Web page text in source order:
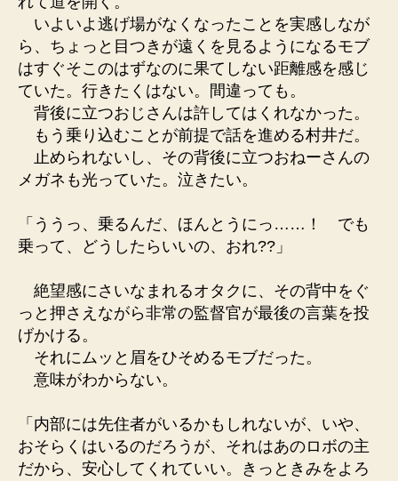
いよいよ逃げ場がなくなったことを実感しなが
ら、ちょっと目つきが遠くを見るようになるモブ
はすぐそこのはずなのに果てしない距離感を感じ
ていた。行きたくはない。間違っても。
背後に立つおじさんは許してはくれなかった。
もう乗り込むことが前提で話を進める村井だ。
止められないし、その背後に立つおねーさんの
メガネも光っていた。泣きたい。
「ううっ、乗るんだ、ほんとうにっ……！ でも
乗って、どうしたらいいの、おれ??」
絶望感にさいなまれるオタクに、その背中をぐ
っと押さえながら非常の監督官が最後の言葉を投
げかける。
それにムッと眉をひそめるモブだった。
意味がわからない。
「内部には先住者がいるかもしれないが、いや、
おそらくはいるのだろうが、それはあのロボの主
だから、安心してくれていい。きっときみをよろ